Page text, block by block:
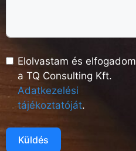
Elolvastam és elfogadom
a TQ Consulting Kft.
Adatkezelési
tájékoztatóját.
Küldés